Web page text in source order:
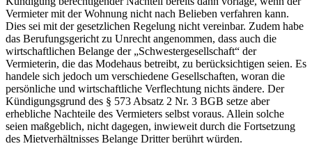
Vermieter mit der Wohnung nicht nach Belieben verfahren kann.
Dies sei mit der gesetzlichen Regelung nicht vereinbar. Zudem habe
das Berufungsgericht zu Unrecht angenommen, dass auch die
wirtschaftlichen Belange der „Schwestergesellschaft“ der
Vermieterin, die das Modehaus betreibt, zu berücksichtigen seien. Es
handele sich jedoch um verschiedene Gesellschaften, woran die
persönliche und wirtschaftliche Verflechtung nichts ändere. Der
Kündigungsgrund des § 573 Absatz 2 Nr. 3 BGB setze aber
erhebliche Nachteile des Vermieters selbst voraus. Allein solche
seien maßgeblich, nicht dagegen, inwieweit durch die Fortsetzung
des Mietverhältnisses Belange Dritter berührt würden.